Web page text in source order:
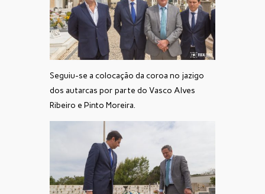
Seguiu-se a colocação da coroa no jazigo
dos autarcas por parte do Vasco Alves
Ribeiro e Pinto Moreira.